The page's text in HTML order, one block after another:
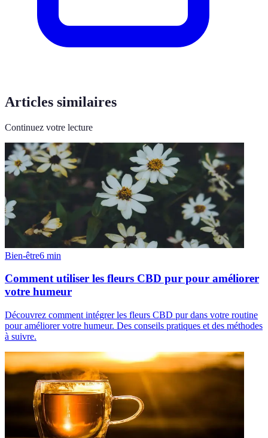
Articles similaires
Continuez votre lecture
Bien-être6 min
Comment utiliser les fleurs CBD pur pour améliorer
votre humeur
Découvrez comment intégrer les fleurs CBD pur dans votre routine
pour améliorer votre humeur. Des conseils pratiques et des méthodes
à suivre.